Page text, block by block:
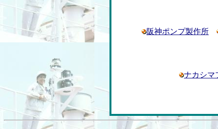
阪神ポンプ製作所
ナカシマ